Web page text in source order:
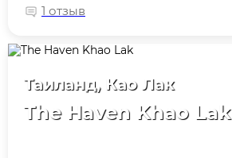
1 отзыв
Таиланд, Као Лак
The Haven Khao Lak